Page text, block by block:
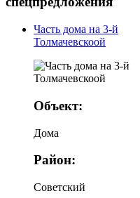
Часть дома на 3-й
Толмачевскоой
Объект:
Дома
Район:
Советский